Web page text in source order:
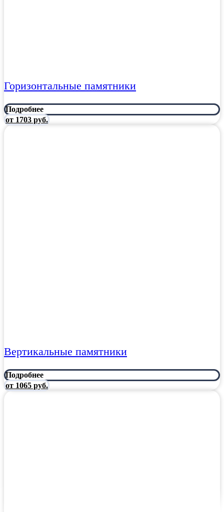
Горизонтальные памятники
Подробнее
от 1703 руб.
Вертикальные памятники
Подробнее
от 1065 руб.